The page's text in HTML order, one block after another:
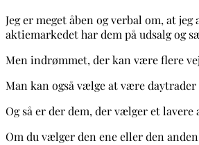
Jeg er meget åben og verbal om, at
aktiemarkedet har dem på udsalg og
Men indrømmet, der kan være flere
Man kan også vælge at være
Og så er der dem, der vælger et
Om du vælger den ene eller den